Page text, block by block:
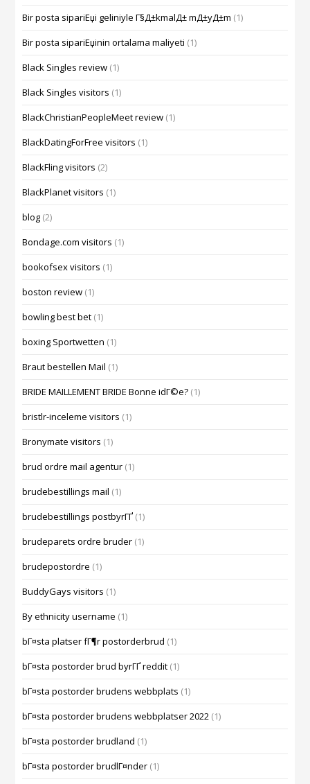
Bir posta sipariЕџi geliniyle Г§Д±kmalД± mД±yД±m (1)
Bir posta sipariЕџinin ortalama maliyeti (1)
Black Singles review (1)
Black Singles visitors (1)
BlackChristianPeopleMeet review (1)
BlackDatingForFree visitors (1)
BlackFling visitors (2)
BlackPlanet visitors (1)
blog (2)
Bondage.com visitors (1)
bookofsex visitors (1)
boston review (1)
bowling best bet (1)
boxing Sportwetten (1)
Braut bestellen Mail (1)
BRIDE MAILLEMENT BRIDE Bonne idГ©e? (1)
bristlr-inceleme visitors (1)
Bronymate visitors (1)
brud ordre mail agentur (1)
brudebestillings mail (1)
brudebestillings postbyrГҐ (1)
brudeparets ordre bruder (1)
brudepostordre (1)
BuddyGays visitors (1)
By ethnicity username (1)
bГ¤sta platser fГ¶r postorderbrud (1)
bГ¤sta postorder brud byrГҐ reddit (1)
bГ¤sta postorder brudens webbplats (1)
bГ¤sta postorder brudens webbplatser 2022 (1)
bГ¤sta postorder brudland (1)
bГ¤sta postorder brudlГ¤nder (1)